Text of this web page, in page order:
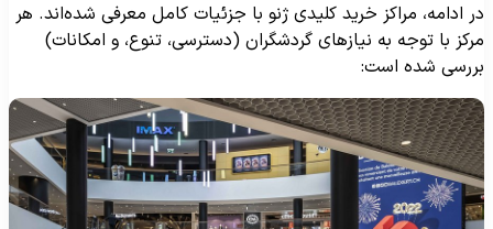
ادامه، مراکز خرید کلیدی ژنو با جزئیات کامل معرفی شده‌اند. هر
با توجه به نیازهای گردشگران (دسترسی، تنوع، و امکانات)
شده است: